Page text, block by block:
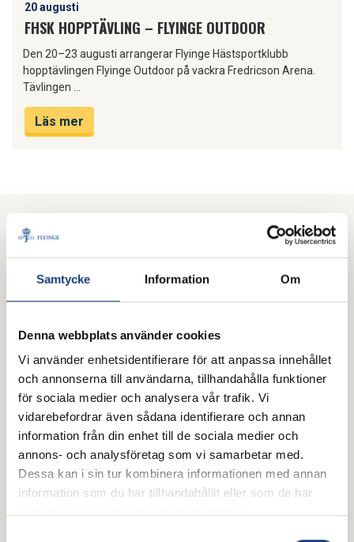
Samtycke Information Om
Denna webbplats använder cookies
Vi använder enhetsidentifierare för att anpassa innehållet
och annonserna till användarna, tillhandahålla funktioner
för sociala medier och analysera vår trafik. Vi
vidarebefordrar även sådana identifierare och annan
information från din enhet till de sociala medier och
annons- och analysföretag som vi samarbetar med.
Dessa kan i sin tur kombinera informationen med annan
information som du har tillhandahållit eller som de har
20 augusti
FHSK HOPPTÄVLING – FLYINGE OUTDOOR
Den 20–23 augusti arrangerar Flyinge Hästsportklubb
hopptävlingen Flyinge Outdoor på vackra Fredricson Arena.
Tävlingen …
Läs mer
FLYINGES SAMARBETSPARTNERS